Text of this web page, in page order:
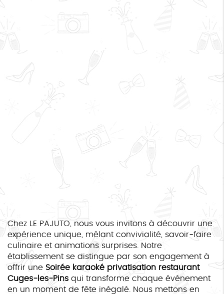
Chez LE PAJUTO, nous vous invitons à découvrir une
expérience unique, mêlant convivialité, savoir-faire
culinaire et animations surprises. Notre
établissement se distingue par son engagement à
offrir une Soirée karaoké privatisation restaurant
Cuges-les-Pins qui transforme chaque événement
en un moment de fête inégalé. Nous mettons en